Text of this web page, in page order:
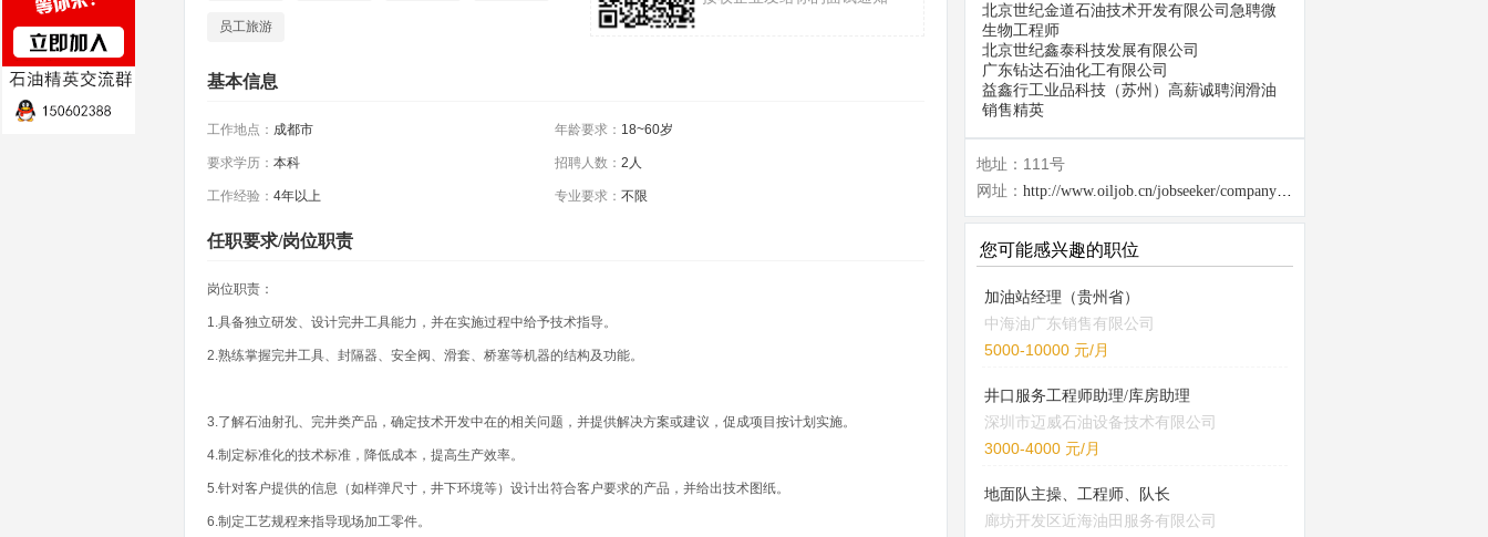
员工旅游
基本信息
工作地点： 成都市 年龄要求： 18~60岁
要求学历： 本科 招聘人数： 2人
工作经验： 4年以上 专业要求： 不限
任职要求/岗位职责
岗位职责：
1.具备独立研发、设计完井工具能力，并在实施过程中给予技术指导。
2.熟练掌握完井工具、封隔器、安全阀、滑套、桥塞等机器的结构及功能。
3.了解石油射孔、完井类产品，确定技术开发中在的相关问题，并提供解决方案或建议，促成项目按计划实施。
4.制定标准化的技术标准，降低成本，提高生产效率。
5.针对客户提供的信息（如样弹尺寸，井下环境等）设计出符合客户要求的产品，并给出技术图纸。
6.制定工艺规程来指导现场加工零件。
北京世纪金道石油技术开发有限公司急聘微
生物工程师
北京世纪鑫泰科技发展有限公司
广东钻达石油化工有限公司
益鑫行工业品科技（苏州）高薪诚聘润滑油
销售精英
地址：111号
网址： http://www.oiljob.cn/jobseeker/company/25932.html
您可能感兴趣的职位
加油站经理（贵州省）
中海油广东销售有限公司
5000-10000 元/月
井口服务工程师助理/库房助理
深圳市迈威石油设备技术有限公司
3000-4000 元/月
地面队主操、工程师、队长
廊坊开发区近海油田服务有限公司